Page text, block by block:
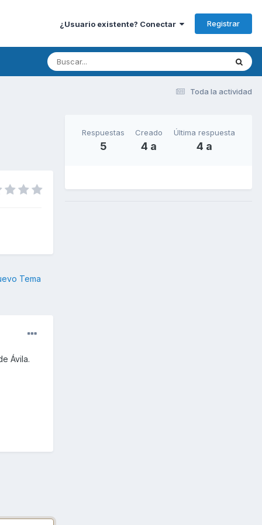
¿Usuario existente? Conectar Registrar
Toda la actividad
Tema
Ávila.
Respuestas
5
Creado
4 a
Última respuesta
4 a